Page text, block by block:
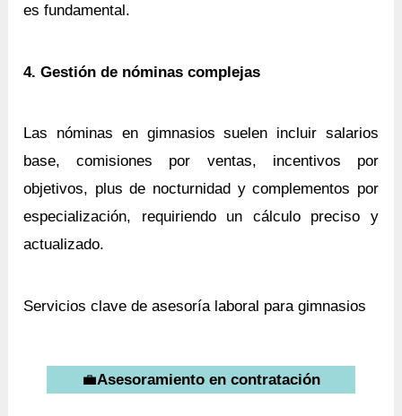
es fundamental.
4. Gestión de nóminas complejas
Las nóminas en gimnasios suelen incluir salarios
base, comisiones por ventas, incentivos por
objetivos, plus de nocturnidad y complementos por
especialización, requiriendo un cálculo preciso y
actualizado.
Servicios clave de asesoría laboral para gimnasios
💼Asesoramiento en contratación